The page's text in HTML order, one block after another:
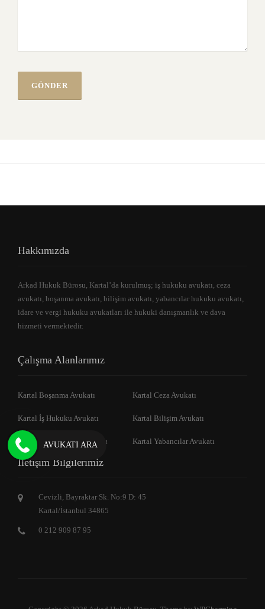
Hakkımızda
Arkad Hukuk Bürosu, Kartal’da kurulmuş; iş hukuku avukatı, ceza
avukatı, boşanma avukatı, bilişim avukatı, yabancılar hukuku avukatı,
idare ve vergi hukuku avukatları ile hukuki danışmanlık ve dava
hizmeti vermektedir.
Çalışma Alanlarımız
Kartal Boşanma Avukatı Kartal Ceza Avukatı
Kartal İş Hukuku Avukatı Kartal Bilişim Avukatı
Kartal Gayrimenkul Avukatı Kartal Yabancılar Avukatı
İletişim Bilgilerimiz
Cevizli, Bayraktar Sk. No:9 D: 45
Kartal/İstanbul 34865
0 212 909 87 95
AVUKATI ARA